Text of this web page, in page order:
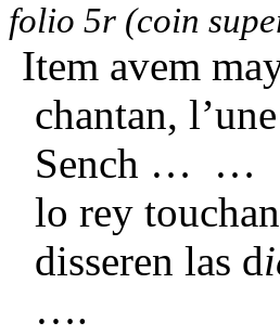
folio 5r (coin
Item avem
chantan,
Sench … …
lo rey
disseren las d